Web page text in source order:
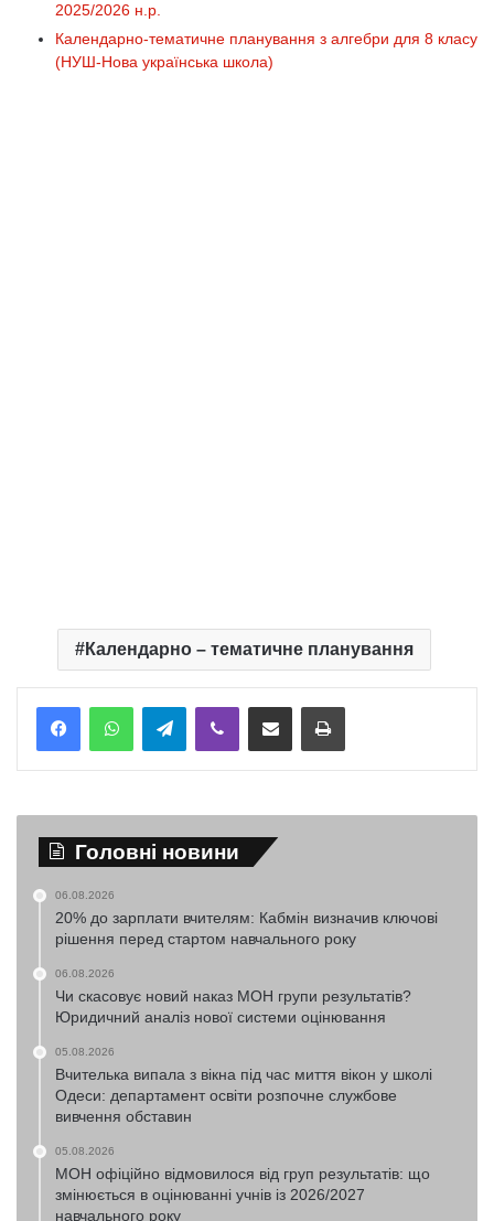
2025/2026 н.р.
Календарно-тематичне планування з алгебри для 8 класу
(НУШ-Нова українська школа)
Календарно – тематичне планування
TelegramViber Надіслати електронною поштоюНадрукувати
Головні новини
06.08.2026
20% до зарплати вчителям: Кабмін визначив ключові
рішення перед стартом навчального року
06.08.2026
Чи скасовує новий наказ МОН групи результатів?
Юридичний аналіз нової системи оцінювання
05.08.2026
Вчителька випала з вікна під час миття вікон у школі
Одеси: департамент освіти розпочне службове
вивчення обставин
05.08.2026
МОН офіційно відмовилося від груп результатів: що
змінюється в оцінюванні учнів із 2026/2027
навчального року